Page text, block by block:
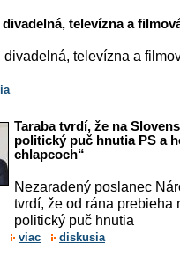
televízna a
divadelná, televízna a
Taraba tvrdí, že na
politický puč hnutia PS a
chlapcoch“
Nezaradený poslanec
tvrdí, že od rána prebieha
politický puč hnutia
viac diskusia